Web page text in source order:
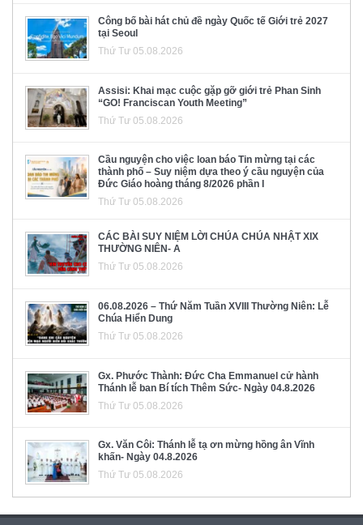
Công bố bài hát chủ đề ngày Quốc tế Giới trẻ 2027
tại Seoul
Thứ Tư 05.08.2026
Assisi: Khai mạc cuộc gặp gỡ giới trẻ Phan Sinh
“GO! Franciscan Youth Meeting”
Thứ Tư 05.08.2026
Cầu nguyện cho việc loan báo Tin mừng tại các
thành phố – Suy niệm dựa theo ý cầu nguyện của
Đức Giáo hoàng tháng 8/2026 phần I
Thứ Tư 05.08.2026
CÁC BÀI SUY NIỆM LỜI CHÚA CHÚA NHẬT XIX
THƯỜNG NIÊN- A
Thứ Tư 05.08.2026
06.08.2026 – Thứ Năm Tuần XVIII Thường Niên: Lễ
Chúa Hiển Dung
Thứ Tư 05.08.2026
Gx. Phước Thành: Đức Cha Emmanuel cử hành
Thánh lễ ban Bí tích Thêm Sức- Ngày 04.8.2026
Thứ Tư 05.08.2026
Gx. Văn Côi: Thánh lễ tạ ơn mừng hồng ân Vĩnh
khấn- Ngày 04.8.2026
Thứ Tư 05.08.2026